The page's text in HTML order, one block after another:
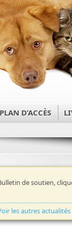
PLAN D’ACCÈS
de soutien,
les autres actualités